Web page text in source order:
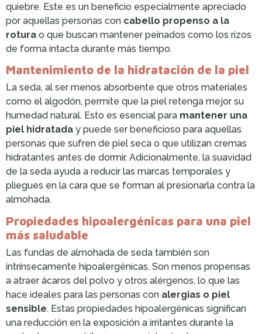
quiebre. Este es un beneficio especialmente apreciado
por aquellas personas con cabello propenso a la
rotura o que buscan mantener peinados como los rizos
de forma intacta durante más tiempo.
Mantenimiento de la hidratación de la piel
La seda, al ser menos absorbente que otros materiales
como el algodón, permite que la piel retenga mejor su
humedad natural. Esto es esencial para mantener una
piel hidratada y puede ser beneficioso para aquellas
personas que sufren de piel seca o que utilizan cremas
hidratantes antes de dormir. Adicionalmente, la suavidad
de la seda ayuda a reducir las marcas temporales y
pliegues en la cara que se forman al presionarla contra la
almohada.
Propiedades hipoalergénicas para una piel
más saludable
Las fundas de almohada de seda también son
intrínsecamente hipoalergénicas. Son menos propensas
a atraer ácaros del polvo y otros alérgenos, lo que las
hace ideales para las personas con alergias o piel
sensible. Estas propiedades hipoalergénicas significan
una reducción en la exposición a irritantes durante la